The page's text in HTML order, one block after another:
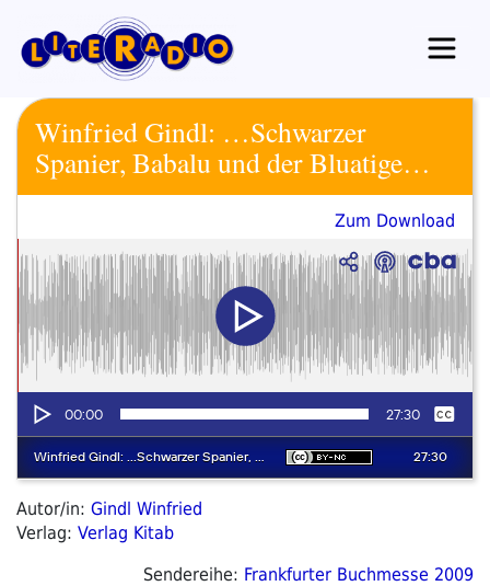
Inhalt
springen
Winfried Gindl: …Schwarzer
Spanier, Babalu und der Bluatige…
Zum Download
Autor/in: Gindl Winfried
Verlag: Verlag Kitab
Sendereihe: Frankfurter Buchmesse 2009